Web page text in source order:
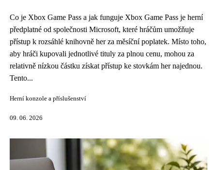
Co je Xbox Game Pass a jak funguje Xbox Game Pass je herní
předplatné od společnosti Microsoft, které hráčům umožňuje
přístup k rozsáhlé knihovně her za měsíční poplatek. Místo toho,
aby hráči kupovali jednotlivé tituly za plnou cenu, mohou za
relativně nízkou částku získat přístup ke stovkám her najednou.
Tento...
Herní konzole a příslušenství
09. 06. 2026